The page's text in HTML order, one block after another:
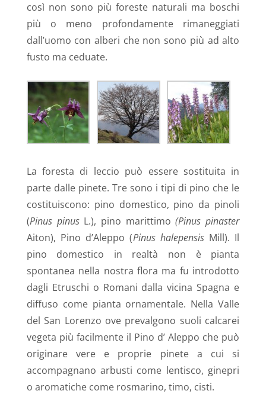
così non sono più foreste naturali ma boschi
più o meno profondamente rimaneggiati
dall’uomo con alberi che non sono più ad alto
fusto ma ceduate.
La foresta di leccio può essere sostituita in
parte dalle pinete. Tre sono i tipi di pino che le
costituiscono: pino domestico, pino da pinoli
(Pinus pinusL.), pino marittimo(Pinus pinaster
Aiton), Pino d’Aleppo (Pinus halepensis Mill). Il
pino domestico in realtà non è pianta
spontanea nella nostra flora ma fu introdotto
dagli Etruschi o Romani dalla vicina Spagna e
diffuso come pianta ornamentale. Nella Valle
del San Lorenzo ove prevalgono suoli calcarei
vegeta più facilmente il Pino d’ Aleppo che può
originare vere e proprie pinete a cui si
accompagnano arbusti come lentisco, ginepri
o aromatiche come rosmarino, timo, cisti.